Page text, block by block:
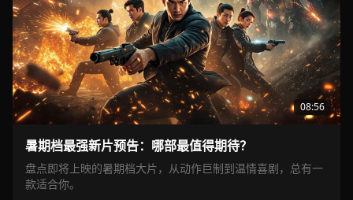
08:56
暑期档最强新片预告：哪部最值得期待？
盘点即将上映的暑期档大片，从动作巨制到温情喜剧，总有一
款适合你。